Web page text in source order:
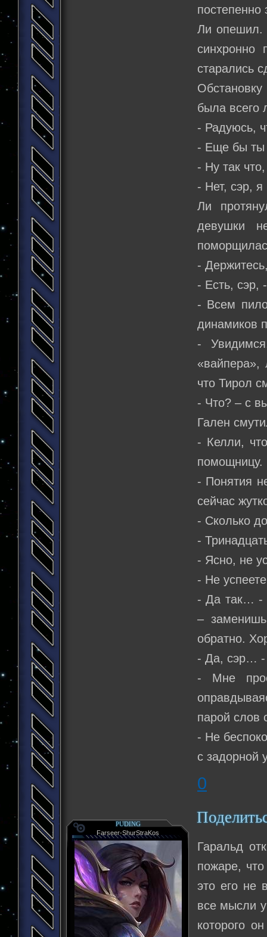
Ли опешил.
синхронно
старались
была всего
- Радуюсь,
- Еще бы ты
- Ну так
- Нет, сэр,
Ли
девушки
-
- Есть, сэр,
- Всем
динамиков
-
«вайпера»,
что Тирол
- Что? – с
Гален
- Келли,
помощницу.
- Понятия
сейчас
- Сколько
-
- Ясно, не
- Не
- Да так… -
–
обратно.
- Да, сэр… -
- Мне
парой слов
- Не
с задорной
0
PUDING
Farseer-ShurStraKos
Гаральд
пожаре,
это его не
все мысли
которого